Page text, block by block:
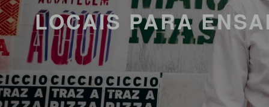
LOCAIS PARA